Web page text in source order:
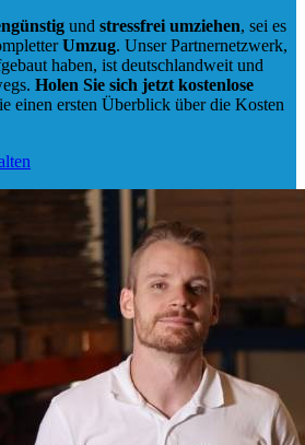
und stressfrei umziehen, sei es
Umzug. Unser Partnernetzwerk,
haben, ist deutschlandweit und
Holen Sie sich jetzt kostenlose
einen ersten Überblick über die Kosten